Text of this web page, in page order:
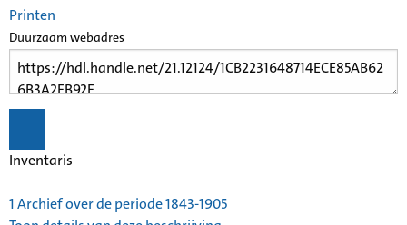
Printen
Duurzaam webadres
Inventaris
1Archief over de periode 1843-1905